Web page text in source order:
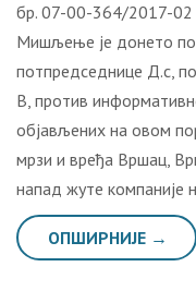
бр. 07-00-364/
Мишљење је донето
потпредседнице Д.с,
В, против
објављених на овом
мрзи и вређа Вршац,
напад жуте компаније
ОПШИРНИЈЕ →